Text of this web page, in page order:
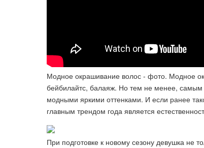
Модное окрашивание волос - фото. Модное
бейбилайтс, балаяж. Но тем не менее,
модными яркими оттенками. И если ранее
главным трендом года является
При подготовке к новому сезону девушка не